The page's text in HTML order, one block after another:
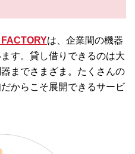
は、企業間の機器
す。貸し借りできるのは大
までさまざま。たくさんの
からこそ展開できるサービ